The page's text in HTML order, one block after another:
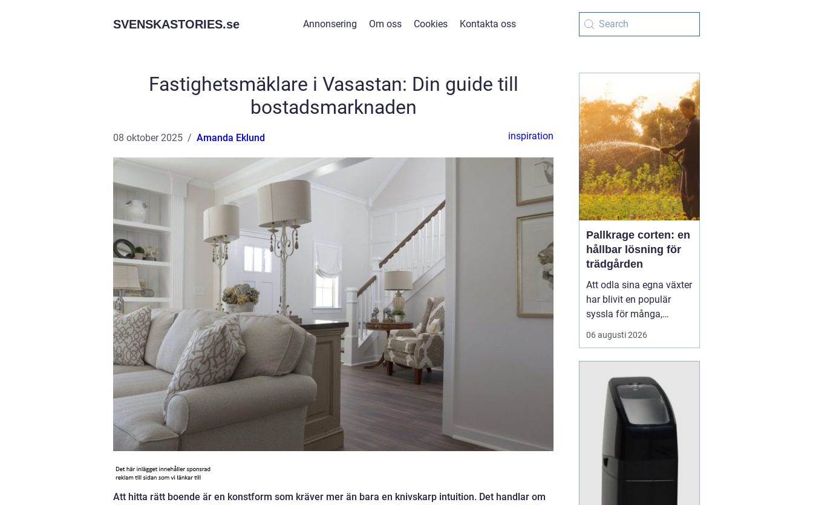
SVENSKASTORIES.se Annonsering Om oss Cookies Kontakta oss
Fastighetsmäklare i Vasastan: Din guide till
bostadsmarknaden
08 oktober 2025 Amanda Eklund inspiration
Att hitta rätt boende är en konstform som kräver mer än bara en knivskarp intuition. Det handlar om
Pallkrage corten: en
hållbar lösning för
trädgården
Att odla sina egna växter
har blivit en populär
syssla för många,
oavsett om det handlar
om att ha en prunkande
balkongträdgård i stan.
En av de mest effektiva
och este...
06 augusti 2026